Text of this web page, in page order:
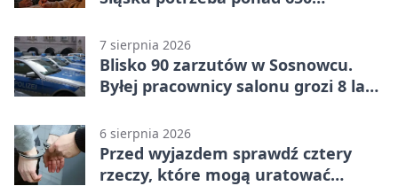
7 sierpnia 2026
Blisko 90 zarzutów w Sosnowcu.
Byłej pracownicy salonu grozi 8 lat
6 sierpnia 2026
Przed wyjazdem sprawdź cztery
rzeczy, które mogą uratować